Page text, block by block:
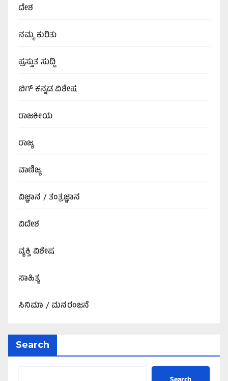
ದೇಶ
ನಮ್ಮ ಕುರಿತು
ಪ್ರಸ್ತುತ ಸುದ್ದಿ
ಬಿಗ್‌ ಕನ್ನಡ ವಿಶೇಷ
ರಾಜಕೀಯ
ರಾಜ್ಯ
ವಾಣಿಜ್ಯ
ವಿಜ್ಞಾನ / ತಂತ್ರಜ್ಞಾನ
ವಿದೇಶ
ವ್ಯಕ್ತಿ ವಿಶೇಷ
ಸಾಹಿತ್ಯ
ಸಿನಿಮಾ / ಮನರಂಜನೆ
Search